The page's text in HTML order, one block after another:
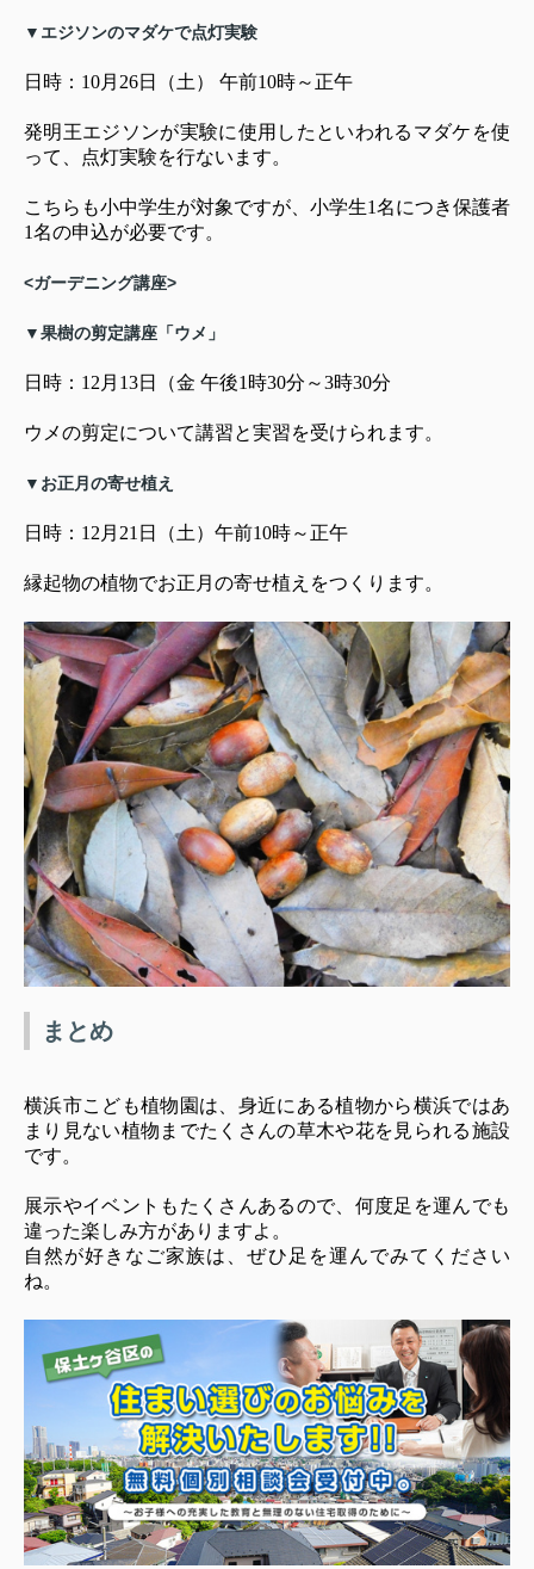
▼エジソンのマダケで点灯実験
日時：10月26日（土） 午前10時～正午
発明王エジソンが実験に使用したといわれるマダケを使
って、点灯実験を行ないます。
こちらも小中学生が対象ですが、小学生1名につき保護者
1名の申込が必要です。
<ガーデニング講座>
▼果樹の剪定講座「ウメ」
日時：12月13日（金 午後1時30分～3時30分
ウメの剪定について講習と実習を受けられます。
▼お正月の寄せ植え
日時：12月21日（土）午前10時～正午
縁起物の植物でお正月の寄せ植えをつくります。
まとめ
横浜市こども植物園は、身近にある植物から横浜ではあ
まり見ない植物までたくさんの草木や花を見られる施設
です。
展示やイベントもたくさんあるので、何度足を運んでも
違った楽しみ方がありますよ。
自然が好きなご家族は、ぜひ足を運んでみてください
ね。